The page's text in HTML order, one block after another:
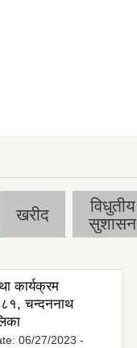
खरीद
विधुतीय
सुशासन
कार्यक्रम
चन्दननाथ
06/27/2023 -